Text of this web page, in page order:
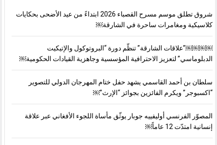
شروق تطلق موسم مسرح القصباء 2026 ابتداءً من عيد الأضحى بحكايات
كلاسيكية ومغامرات ساحرة في الشارقة￼
￼￼￼￼”علاقات الشارقة” تنظّم دورة “البروتوكول والإتيكيت
الدبلوماسي” لتعزيز الاحترافية المؤسسية وجاهزية القيادات الحكومية￼
سلطان بن أحمد القاسمي يشهد حفل ختام المهرجان الدولي للتصوير
“اكسبوجر” ويكرم الفائزين بجوائز “الإرث”￼
المصوّر الفرنسي أوليفييه جوبار يوثّق مأساة اللجوء الأفغاني عبر علاقة
إنسانية امتدّت 12 عاماً￼